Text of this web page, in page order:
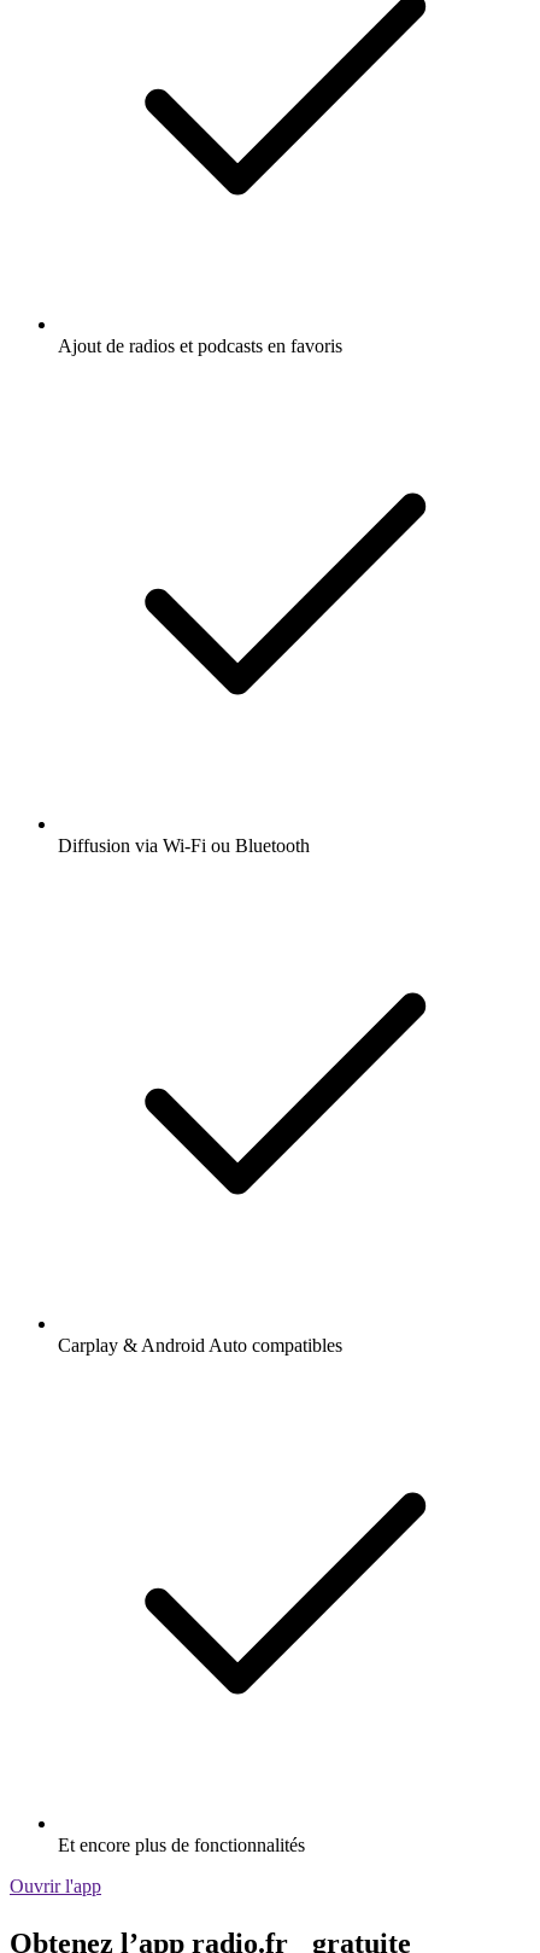
Ajout de radios et podcasts en favoris
Diffusion via Wi-Fi ou Bluetooth
Carplay & Android Auto compatibles
Et encore plus de fonctionnalités
Ouvrir l'app
Obtenez l’app radio.fr gratuite